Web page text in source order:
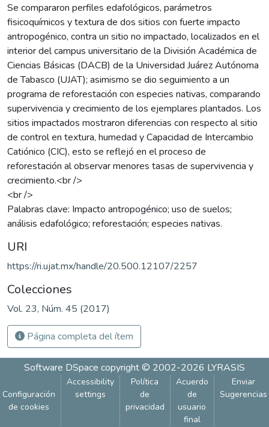
Se compararon perfiles edafológicos, parámetros
fisicoquímicos y textura de dos sitios con fuerte impacto
antropogénico, contra un sitio no impactado, localizados en el
interior del campus universitario de la División Académica de
Ciencias Básicas (DACB) de la Universidad Juárez Autónoma
de Tabasco (UJAT); asimismo se dio seguimiento a un
programa de reforestación con especies nativas, comparando
supervivencia y crecimiento de los ejemplares plantados. Los
sitios impactados mostraron diferencias con respecto al sitio
de control en textura, humedad y Capacidad de Intercambio
Catiónico (CIC), esto se reflejó en el proceso de
reforestación al observar menores tasas de supervivencia y
crecimiento.<br />
<br />
Palabras clave: Impacto antropogénico; uso de suelos;
análisis edafológico; reforestación; especies nativas.
URI
https://ri.ujat.mx/handle/20.500.12107/2257
Colecciones
Vol. 23, Núm. 45 (2017)
Página completa del ítem
Software DSpace copyright © 2002-2026 LYRASIS
Configuración
de cookies
Accessibility
settings
Política
de
privacidad
Acuerdo
de
usuario
final
Enviar
Sugerencias